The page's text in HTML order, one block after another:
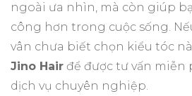
ngoài ưa nhìn, mà còn giúp
công hơn trong cuộc sống.
vân chưa biết chọn kiểu tóc
Jino Hair để được tư vấn miễn
dịch vụ chuyên nghiệp.